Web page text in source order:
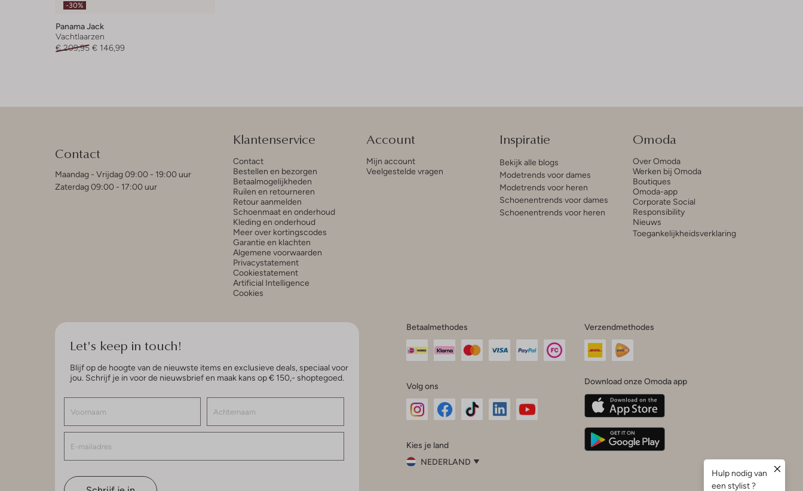
-30%
Panama Jack
Vachtlaarzen
€ 209,95 € 146,99
Contact
Maandag - Vrijdag 09:00 - 19:00 uur
Zaterdag 09:00 - 17:00 uur
Klantenservice
Contact
Bestellen en bezorgen
Betaalmogelijkheden
Ruilen en retourneren
Retour aanmelden
Schoenmaat en onderhoud
Kleding en onderhoud
Meer over kortingscodes
Garantie en klachten
Algemene voorwaarden
Privacystatement
Cookiestatement
Artificial Intelligence
Cookies
Account
Mijn account
Veelgestelde vragen
Inspiratie
Bekijk alle blogs
Modetrends voor dames
Modetrends voor heren
Schoenentrends voor dames
Schoenentrends voor heren
Omoda
Over Omoda
Werken bij Omoda
Boutiques
Omoda-app
Corporate Social
Responsibility
Nieuws
Toegankelijkheidsverklaring
Let's keep in touch!
Blijf op de hoogte van de nieuwste items en exclusieve deals, speciaal voor
jou. Schrijf je in voor de nieuwsbrief en maak kans op € 150,- shoptegoed.
Betaalmethodes
Volg ons
InstagramFacebook
Kies je land
NEDERLAND
Verzendmethodes
Download onze Omoda app